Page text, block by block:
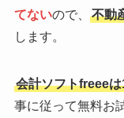
てないので、
不動
します。
会計ソフトfreee
事に従って無料お